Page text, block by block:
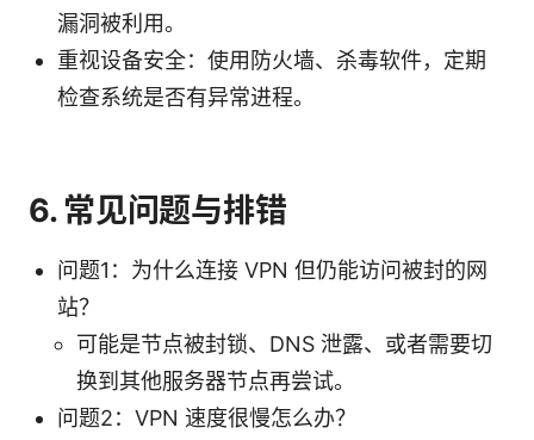
漏洞被利用。
重视设备安全：使用防火墙、杀毒软件，定期
检查系统是否有异常进程。
6. 常见问题与排错
问题1：为什么连接 VPN 但仍能访问被封的网
站？
可能是节点被封锁、DNS 泄露、或者需要切
换到其他服务器节点再尝试。
问题2：VPN 速度很慢怎么办？